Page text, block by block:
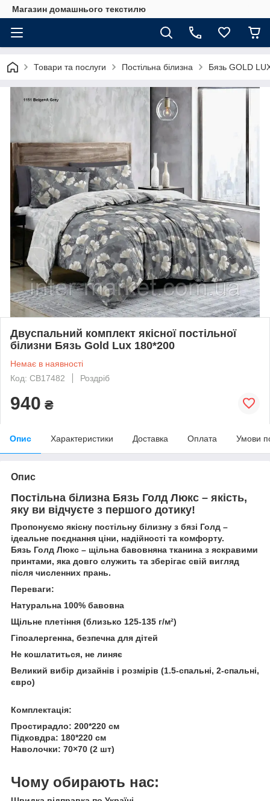
Магазин домашнього текстилю
Товари та послуги Постільна білизна Бязь GOLD
Двуспальний комплект якісної постільної
білизни Бязь Gold Lux 180*200
Немає в наявності
Код: СВ17482
Роздріб
940 ₴
Опис Характеристики Доставка Оплата Умови
Опис
Постільна білизна Бязь Голд Люкс – якість,
яку ви відчуєте з першого дотику!
Пропонуємо якісну постільну білизну з бязі Голд –
ідеальне поєднання ціни, надійності та комфорту.
Бязь Голд Люкс – щільна бавовняна тканина з яскравими
принтами, яка довго служить та зберігає свій вигляд
після численних прань.
Переваги:
Натуральна 100% бавовна
Щільне плетіння (близько 125-135 г/м²)
Гіпоалергенна, безпечна для дітей
Не кошлатиться, не линяє
Великий вибір дизайнів і розмірів (1.5-спальні, 2-спальні,
євро)
Комплектація:
Простирадло: 200*220 см
Підковдра: 180*220 см
Наволочки: 70×70 (2 шт)
Чому обирають нас: